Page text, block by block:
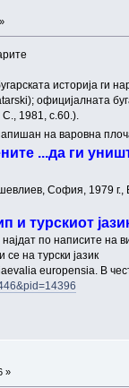
историја ги
официјалната
С., 1981, с.60.).
на варовна
...да ги
София, 1979 г.,
и турскиот
најдат по написите
на турски јазик
europensia. В
»